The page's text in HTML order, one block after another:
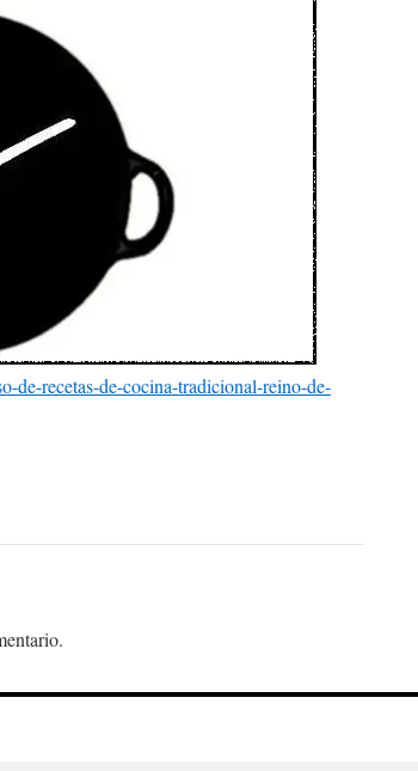
de-recetas-de-cocina-tradicional-reino-de-